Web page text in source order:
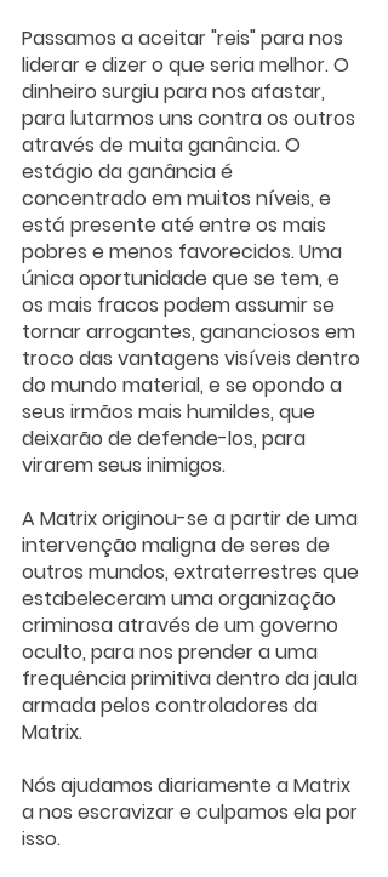
Passamos a aceitar "reis" para nos
liderar e dizer o que seria melhor. O
dinheiro surgiu para nos afastar,
para lutarmos uns contra os outros
através de muita ganância. O
estágio da ganância é
concentrado em muitos níveis, e
está presente até entre os mais
pobres e menos favorecidos. Uma
única oportunidade que se tem, e
os mais fracos podem assumir se
tornar arrogantes, gananciosos em
troco das vantagens visíveis dentro
do mundo material, e se opondo a
seus irmãos mais humildes, que
deixarão de defende-los, para
virarem seus inimigos.
A Matrix originou-se a partir de uma
intervenção maligna de seres de
outros mundos, extraterrestres que
estabeleceram uma organização
criminosa através de um governo
oculto, para nos prender a uma
frequência primitiva dentro da jaula
armada pelos controladores da
Matrix.
Nós ajudamos diariamente a Matrix
a nos escravizar e culpamos ela por
isso.